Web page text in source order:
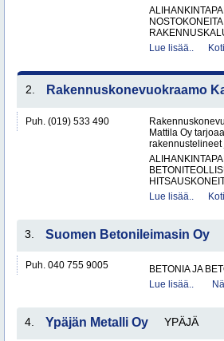
Lue lisää..
2. Rakennuskonevuokraamo
Puh. (019) 533 490
Mattila Oy
rakennustelineet
Lue lisää..
3. Suomen Betonileimasin Oy
Puh. 040 755 9005
BETONIA JA
Lue lisää..
4. Ypäjän Metalli Oy YPÄJÄ